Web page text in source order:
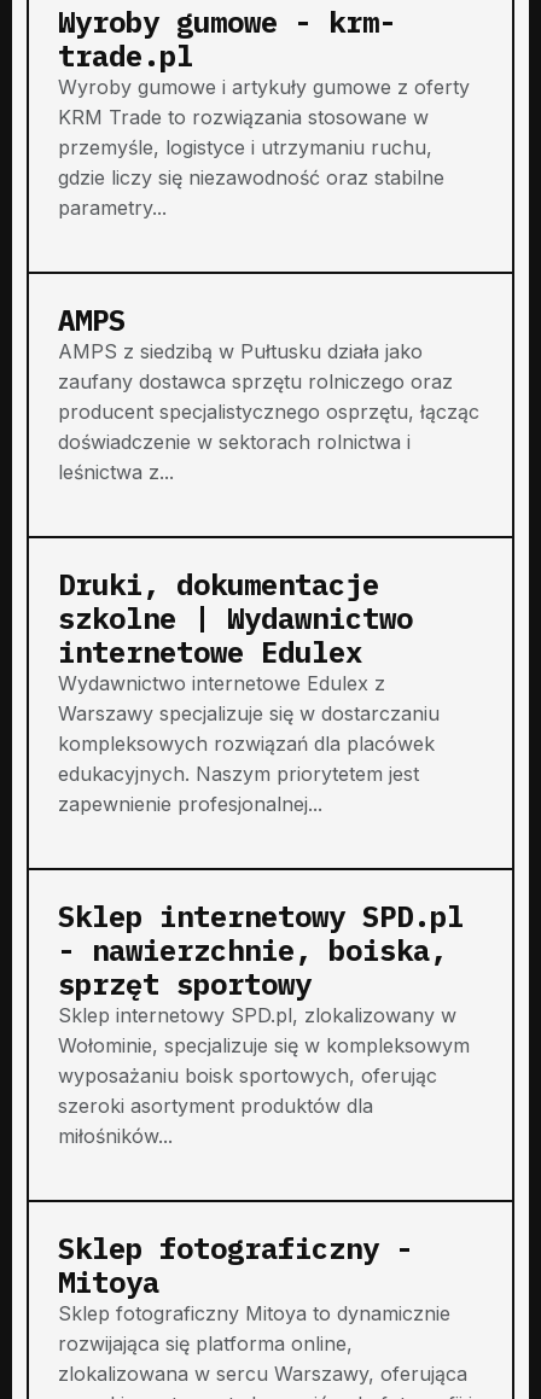
Wyroby gumowe - krm-
trade.pl
Wyroby gumowe i artykuły gumowe z oferty
KRM Trade to rozwiązania stosowane w
przemyśle, logistyce i utrzymaniu ruchu,
gdzie liczy się niezawodność oraz stabilne
parametry...
AMPS
AMPS z siedzibą w Pułtusku działa jako
zaufany dostawca sprzętu rolniczego oraz
producent specjalistycznego osprzętu, łącząc
doświadczenie w sektorach rolnictwa i
leśnictwa z...
Druki, dokumentacje
szkolne | Wydawnictwo
internetowe Edulex
Wydawnictwo internetowe Edulex z
Warszawy specjalizuje się w dostarczaniu
kompleksowych rozwiązań dla placówek
edukacyjnych. Naszym priorytetem jest
zapewnienie profesjonalnej...
Sklep internetowy SPD.pl
- nawierzchnie, boiska,
sprzęt sportowy
Sklep internetowy SPD.pl, zlokalizowany w
Wołominie, specjalizuje się w kompleksowym
wyposażaniu boisk sportowych, oferując
szeroki asortyment produktów dla
miłośników...
Sklep fotograficzny -
Mitoya
Sklep fotograficzny Mitoya to dynamicznie
rozwijająca się platforma online,
zlokalizowana w sercu Warszawy, oferująca